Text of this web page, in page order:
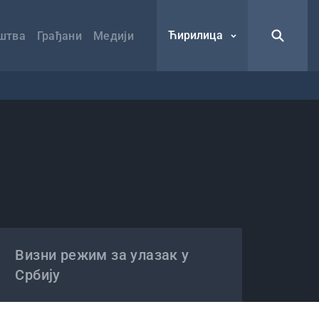
Грађани Медији Ћирилица
Визни режим за улазак у
Србију